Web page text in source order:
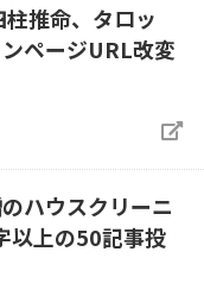
柱推命、タロッ
ページURL改変
ハウスクリーニ
以上の50記事投